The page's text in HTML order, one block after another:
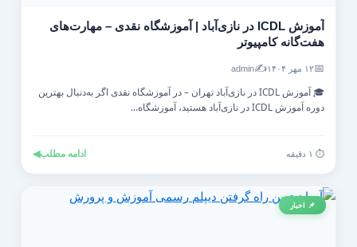
آموزش ICDL در نازی‌آباد | آموزشگاه نقدی – مهارت‌های
هفت‌گانه کامپیوتر
۱۲ مهر ۱۴۰۴ ✍️
admin
🎓 آموزش ICDL در نازی‌آباد تهران – در آموزشگاه نقدی اگر به‌دنبال بهترین
دوره آموزش ICDL در نازی‌آباد هستید، آموزشگاه...
ادامه مطلب◀
📌 اخبار